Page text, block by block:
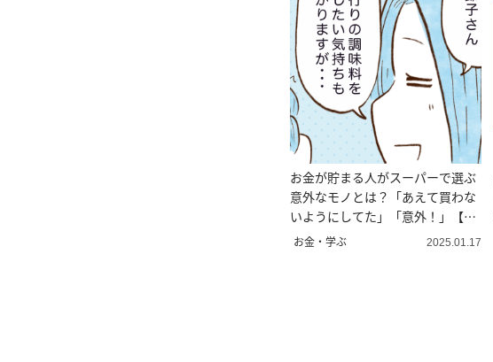
お金が貯まる人がスーパーで選ぶ
意外なモノとは？「あえて買わな
いようにしてた」「意外！」【ま
んが】
お金・学ぶ 2025.01.17